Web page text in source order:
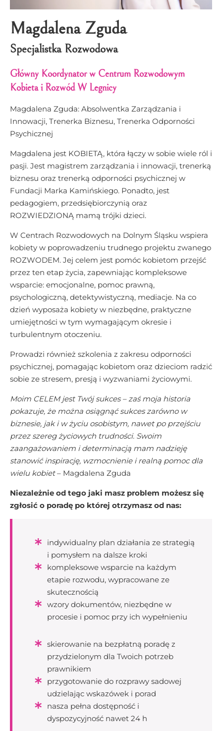
Magdalena Zguda
Specjalistka Rozwodowa
Główny Koordynator w Centrum Rozwodowym
Kobieta i Rozwód W Legnicy
Magdalena Zguda: Absolwentka Zarządzania i
Innowacji, Trenerka Biznesu, Trenerka Odporności
Psychicznej
Magdalena jest KOBIETĄ, która łączy w sobie wiele ról i
pasji. Jest magistrem zarządzania i innowacji, trenerką
biznesu oraz trenerką odporności psychicznej w
Fundacji Marka Kamińskiego. Ponadto, jest
pedagogiem, przedsiębiorczynią oraz
ROZWIEDZIONĄ mamą trójki dzieci.
W Centrach Rozwodowych na Dolnym Śląsku wspiera
kobiety w poprowadzeniu trudnego projektu zwanego
ROZWODEM. Jej celem jest pomóc kobietom przejść
przez ten etap życia, zapewniając kompleksowe
wsparcie: emocjonalne, pomoc prawną,
psychologiczną, detektywistyczną, mediacje. Na co
dzień wyposaża kobiety w niezbędne, praktyczne
umiejętności w tym wymagającym okresie i
turbulentnym otoczeniu.
Prowadzi również szkolenia z zakresu odporności
psychicznej, pomagając kobietom oraz dzieciom radzić
sobie ze stresem, presją i wyzwaniami życiowymi.
Moim CELEM jest Twój sukces – zaś moja historia
pokazuje, że można osiągnąć sukces zarówno w
biznesie, jak i w życiu osobistym, nawet po przejściu
przez szereg życiowych trudności. Swoim
zaangażowaniem i determinacją mam nadzieję
stanowić inspirację, wzmocnienie i realną pomoc dla
wielu kobiet– Magdalena Zguda
Niezależnie od tego jaki masz problem możesz się
zgłosić o poradę po której otrzymasz od nas:
indywidualny plan działania ze strategią
i pomysłem na dalsze kroki
kompleksowe wsparcie na każdym
etapie rozwodu, wypracowane ze
skutecznością
wzory dokumentów, niezbędne w
procesie i pomoc przy ich wypełnieniu
skierowanie na bezpłatną poradę z
przydzielonym dla Twoich potrzeb
prawnikiem
przygotowanie do rozprawy sadowej
udzielając wskazówek i porad
nasza pełna dostępność i
dyspozycyjność nawet 24 h